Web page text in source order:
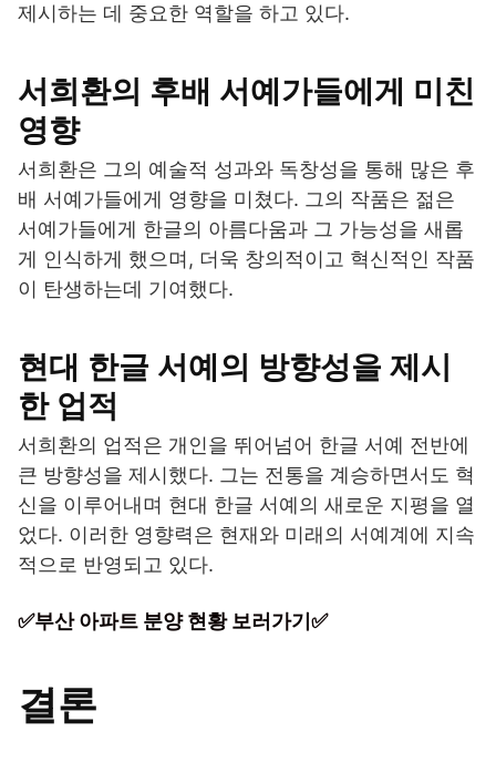
제시하는 데 중요한 역할을 하고 있다.
서희환의 후배 서예가들에게 미친
영향
서희환은 그의 예술적 성과와 독창성을 통해 많은 후
배 서예가들에게 영향을 미쳤다. 그의 작품은 젊은
서예가들에게 한글의 아름다움과 그 가능성을 새롭
게 인식하게 했으며, 더욱 창의적이고 혁신적인 작품
이 탄생하는데 기여했다.
현대 한글 서예의 방향성을 제시
한 업적
서희환의 업적은 개인을 뛰어넘어 한글 서예 전반에
큰 방향성을 제시했다. 그는 전통을 계승하면서도 혁
신을 이루어내며 현대 한글 서예의 새로운 지평을 열
었다. 이러한 영향력은 현재와 미래의 서예계에 지속
적으로 반영되고 있다.
✅부산 아파트 분양 현황 보러가기✅
결론